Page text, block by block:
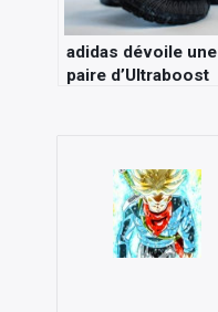
adidas dévoile une
paire d’Ultraboost